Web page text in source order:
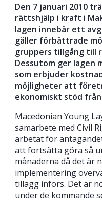
Den 7 januari 2010
rättshjälp i kraft i
lagen innebär ett
gäller förbättrade
gruppers tillgång till
Dessutom ger lagen
som erbjuder
möjligheter att
ekonomiskt stöd
Macedonian Young
samarbete med Civil
arbetat för
att fortsätta göra så
månaderna då det är
implementering
tillägg införs. Det är
under de kommande